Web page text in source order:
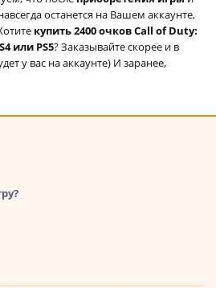
останется на Вашем аккаунте,
купить 2400 очков Call of Duty:
или PS5? Заказывайте скорее и в
у вас на аккаунте) И заранее,